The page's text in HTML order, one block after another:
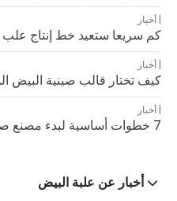
أخبار
كم سريعا ستعيد خط إنتاج علب
أخبار
كيف تختار قالب صينية البيض
أخبار
7 خطوات أساسية لبدء مصنع صواني البيض
أخبار عن علبة البيض